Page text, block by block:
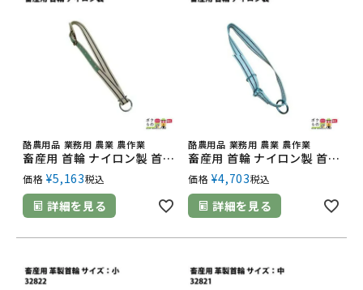
酪農用品 業務用 農業 農作業
畜産用 首輪 ナイロン製 首回り102cm 32871 Bベルト式白 幅4cm・厚さ0.3cm 畜産 酪農 牧畜 産業動物 牛 豚 養豚 家畜 畜産用品
価格 ¥5,163税込
詳細を見る
酪農用品 業務用 農業 農作業
畜産用 首輪 ナイロン製 首回り106cm 32861 Ａ普及式白 幅4cm・厚さ0.3cm 畜産 酪農 牧畜 産業動物 牛 豚 養豚
価格 ¥4,703税込
詳細を見る